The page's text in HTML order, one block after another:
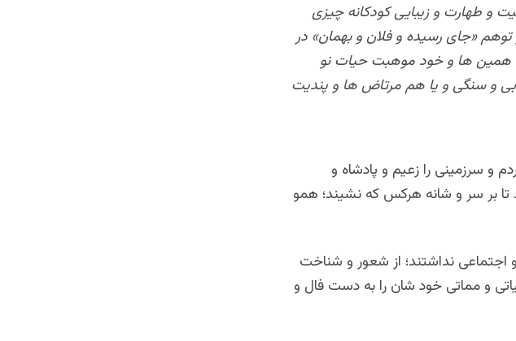
و طهارت و زیبایی کودکانه چیزی
توهم «جای رسیده و فلان و بهمان» در
همین ها و خود موهبت حیات نو
و سنگی و یا هم مرتاض ها و پندیت
و سرزمینی را زعیم و پادشاه و
تا بر سر و شانه هرکس که نشیند؛ همو
اجتماعی نداشتند؛ از شعور و شناخت
و مماتی خود شان را به دست فال و